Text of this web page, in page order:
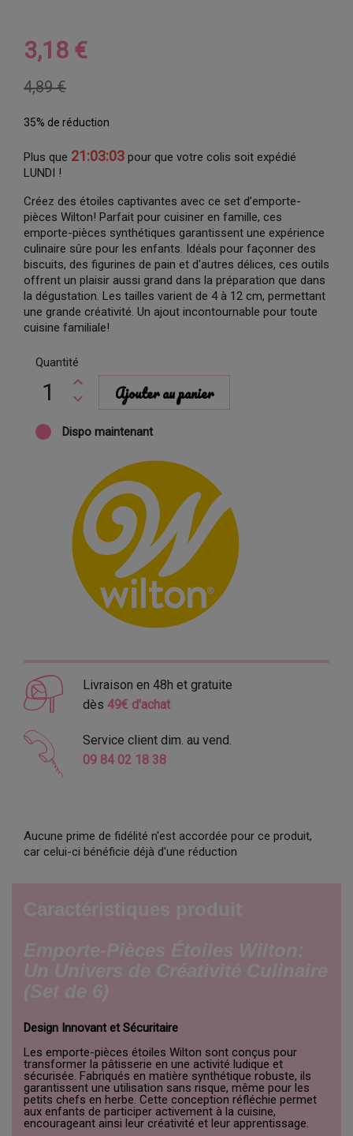
3,18 €
4,89 €
35% de réduction
Plus que 21:03:02 pour que votre colis soit expédié
LUNDI !
Créez des étoiles captivantes avec ce set d’emporte-
pièces Wilton! Parfait pour cuisiner en famille, ces
emporte-pièces synthétiques garantissent une expérience
culinaire sûre pour les enfants. Idéals pour façonner des
biscuits, des figurines de pain et d'autres délices, ces outils
offrent un plaisir aussi grand dans la préparation que dans
la dégustation. Les tailles varient de 4 à 12 cm, permettant
une grande créativité. Un ajout incontournable pour toute
cuisine familiale!
Quantité
Ajouter au panier
Dispo maintenant
Livraison en 48h et gratuite
dès 49€ d'achat
Service client dim. au vend.
09 84 02 18 38
Aucune prime de fidélité n'est accordée pour ce produit,
car celui-ci bénéficie déjà d'une réduction
Design Innovant et Sécuritaire
Les emporte-pièces étoiles Wilton sont conçus pour
transformer la pâtisserie en une activité ludique et
sécurisée. Fabriqués en matière synthétique robuste, ils
garantissent une utilisation sans risque, même pour les
petits chefs en herbe. Cette conception réfléchie permet
aux enfants de participer activement à la cuisine,
encourageant ainsi leur créativité et leur apprentissage.